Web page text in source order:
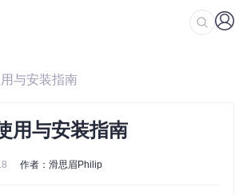
与安装指南
用与安装指南
作者：滑思眉Philip